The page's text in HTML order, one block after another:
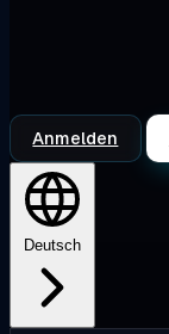
Anmelden
Deutsch